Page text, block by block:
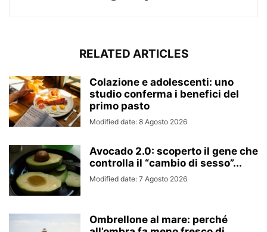
RELATED ARTICLES
Colazione e adolescenti: uno
studio conferma i benefici del
primo pasto
Modified date: 8 Agosto 2026
Avocado 2.0: scoperto il gene che
controlla il “cambio di sesso”...
Modified date: 7 Agosto 2026
Ombrellone al mare: perché